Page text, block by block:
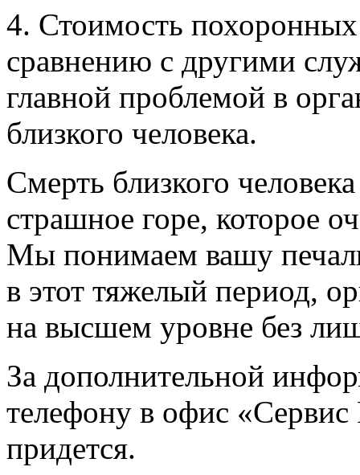
4. Стоимость
сравнению с другими
главной проблемой в
близкого человека.
Смерть близкого
страшное горе, которое
Мы понимаем вашу
в этот тяжелый период,
на высшем уровне без
За дополнительной
телефону в офис «Сервис
придется.